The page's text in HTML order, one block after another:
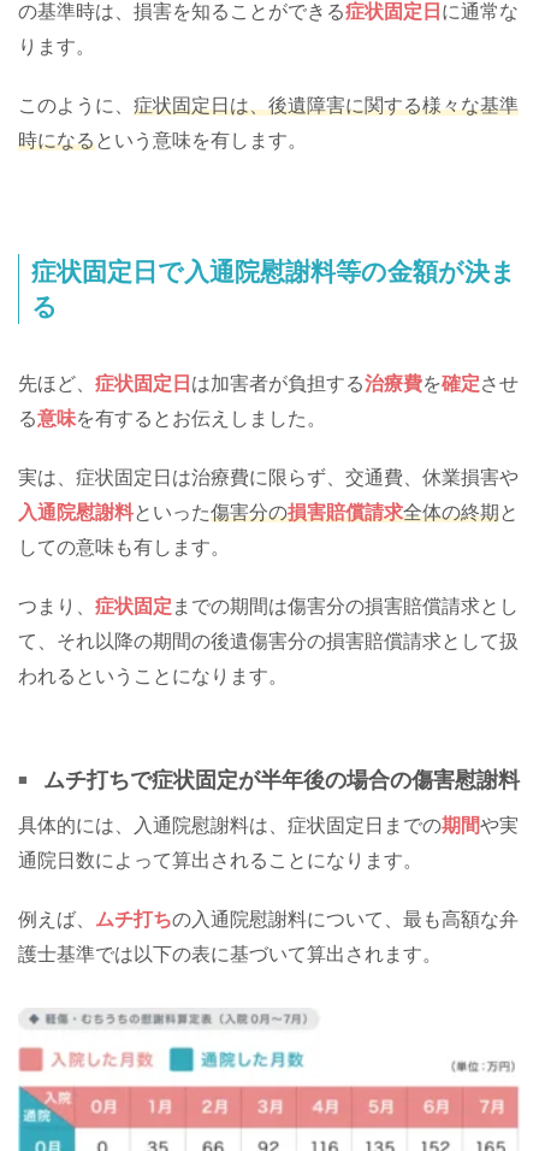
の基準時は、損害を知ることができる症状固定日 に通常な
ります。
このように、 症状固定日は、後遺障害に関する様々な基準
時になるという意味を有します。
症状固定日で入通院慰謝料等の金額が決ま
る
先ほど、 症状固定日 は加害者が負担する治療費を確定させ
る意味を有するとお伝えしました。
実は、症状固定日は治療費に限らず、交通費、休業損害や
入通院慰謝料といった傷害分の損害賠償請求全体の終期と
しての意味も有します。
つまり、 症状固定 までの期間は傷害分の損害賠償請求とし
て、それ以降の期間の後遺傷害分の損害賠償請求として扱
われるということになります。
ムチ打ちで症状固定が半年後の場合の傷害慰謝料
具体的には、入通院慰謝料は、症状固定日までの期間や実
通院日数によって算出されることになります。
例えば、 ムチ打ちの入通院慰謝料について、最も高額な弁
護士基準では以下の表に基づいて算出されます。